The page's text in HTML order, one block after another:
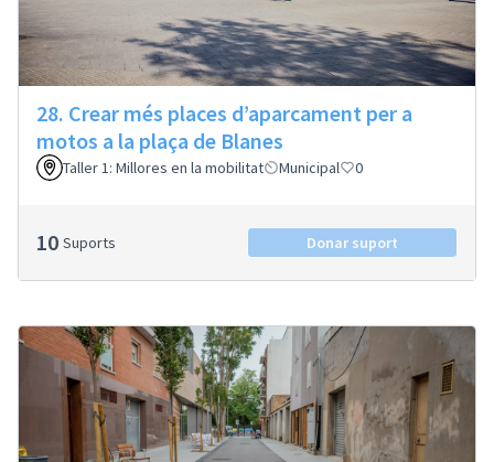
28. Crear més places d’aparcament per a
motos a la plaça de Blanes
Taller 1: Millores en la mobilitat Municipal 0
10 Suports Donar suport